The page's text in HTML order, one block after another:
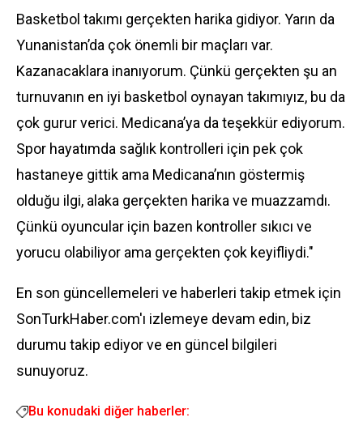
Basketbol takımı gerçekten harika gidiyor. Yarın da
Yunanistan’da çok önemli bir maçları var.
Kazanacaklara inanıyorum. Çünkü gerçekten şu an
turnuvanın en iyi basketbol oynayan takımıyız, bu da
çok gurur verici. Medicana’ya da teşekkür ediyorum.
Spor hayatımda sağlık kontrolleri için pek çok
hastaneye gittik ama Medicana’nın göstermiş
olduğu ilgi, alaka gerçekten harika ve muazzamdı.
Çünkü oyuncular için bazen kontroller sıkıcı ve
yorucu olabiliyor ama gerçekten çok keyifliydi."
En son güncellemeleri ve haberleri takip etmek için
SonTurkHaber.com'ı izlemeye devam edin, biz
durumu takip ediyor ve en güncel bilgileri
sunuyoruz.
Bu konudaki diğer haberler: